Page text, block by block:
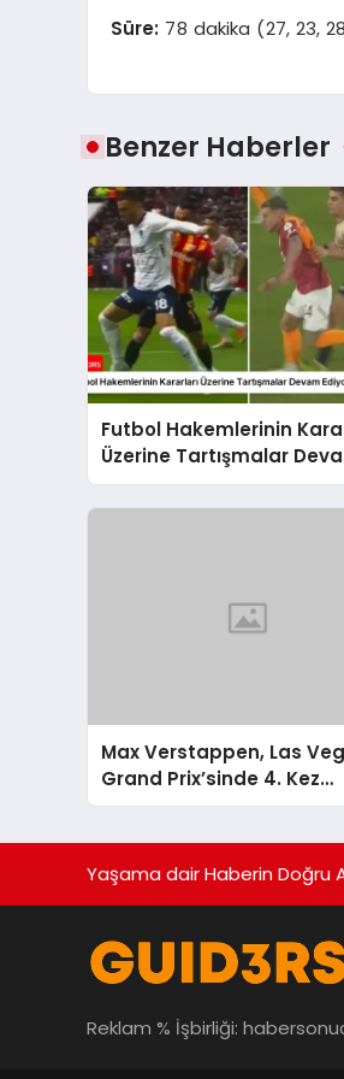
Süre: 78 dakika (27, 23,
Benzer Haberler
Futbol Hakemlerinin
Üzerine Tartışmalar
Ediyor
Max Verstappen, Las
Grand Prix’sinde 4. Kez
Şampiyon Oldu
Yaşama dair Haberin Doğru
Reklam % İşbirliği: